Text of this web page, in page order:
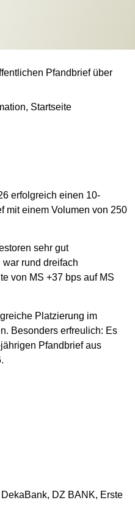
Pfandbrief über
, Startseite
erfolgreich einen 10-
mit einem Volumen von 250
sehr gut
rund dreifach
von MS +37 bps auf MS
Platzierung im
Besonders erfreulich: Es
Pfandbrief aus
DZ BANK, Erste